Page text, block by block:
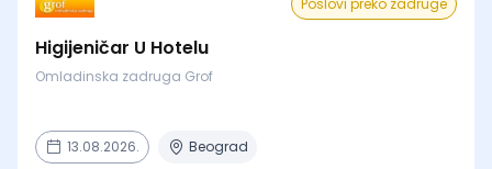
Poslovi preko zadruge
Higijeničar U Hotelu
Omladinska zadruga Grof
13.08.2026. Beograd